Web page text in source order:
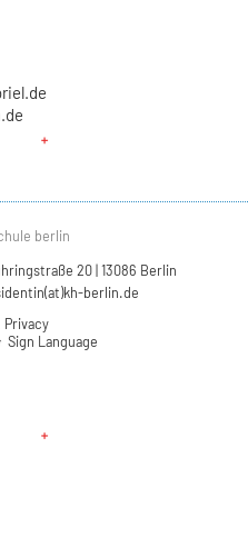
berlin
20 | 13086 Berlin
berlin.de
Privacy
Sign Language